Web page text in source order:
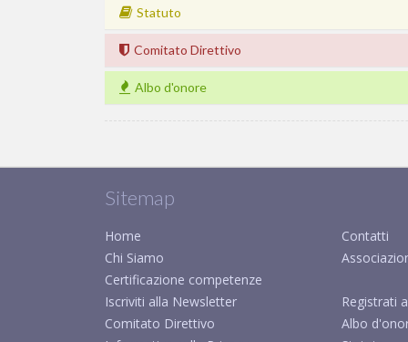
Statuto
Comitato Direttivo
Albo d'onore
Sitemap
Home
Contatti
Chi Siamo
Certificazione competenze
Iscriviti alla Newsletter
Registrati
Comitato Direttivo
Albo